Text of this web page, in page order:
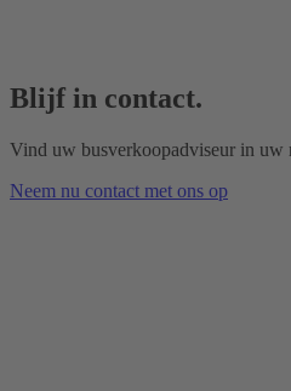
Blijf in contact.
Vind uw busverkoopadviseur in uw
Neem nu contact met ons op